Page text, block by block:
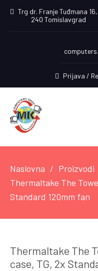
Trg dr. Franje Tuđmana
240 Tomislavgrad
Prijava /
Naslovna
Proizvodi
Thermaltake The
Standard 120mm fan
Thermaltake The
case, TG, 2x